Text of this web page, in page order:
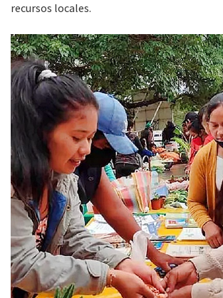
recursos locales.